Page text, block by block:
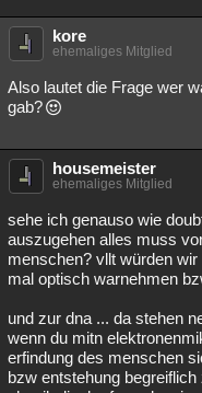
kore
ehemaliges Mitglied
Also lautet die Frage wer
gab?
housemeister
ehemaliges Mitglied
sehe ich genauso wie
auszugehen alles muss
menschen? vllt würden
mal optisch warnehmen
und zur dna ... da stehen
wenn du mitn
erfindung des menschen
bzw entstehung